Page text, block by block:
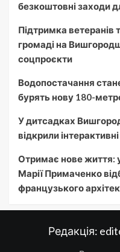
безкоштовні заходи
Підтримка ветеранів
громаді на
соцпроєкти
Водопостачання
бурять нову 180-
У дитсадках
відкрили
Отримає нове життя:
Марії Примаченко
французького
Редакція: